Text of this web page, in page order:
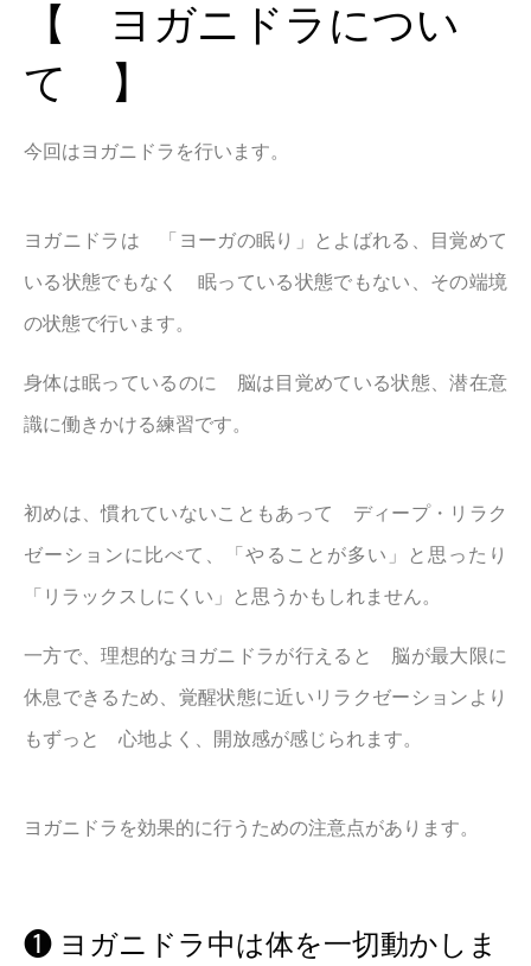
【 ヨガニドラについ
て 】
今回はヨガニドラを行います。
ヨガニドラは 「ヨーガの眠り」とよばれる、目覚めて
いる状態でもなく 眠っている状態でもない、その端境
の状態で行います。
身体は眠っているのに 脳は目覚めている状態、潜在意
識に働きかける練習です。
初めは、慣れていないこともあって ディープ・リラク
ゼーションに比べて、「やることが多い」と思ったり
「リラックスしにくい」と思うかもしれません。
一方で、理想的なヨガニドラが行えると 脳が最大限に
休息できるため、覚醒状態に近いリラクゼーションより
もずっと 心地よく、開放感が感じられます。
ヨガニドラを効果的に行うための注意点があります。
❶ ヨガニドラ中は体を一切動かしま